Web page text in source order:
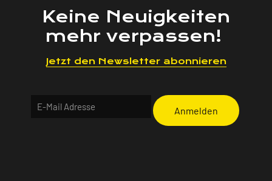
Keine Neuigkeiten
mehr verpassen!
Jetzt den Newsletter abonnieren